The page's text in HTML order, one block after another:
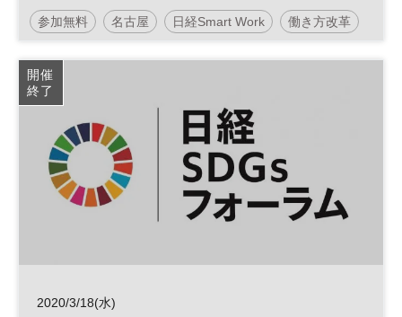
タル化～
参加無料 名古屋 日経Smart Work 働き方改革
テクノロジー 生産性向上 デジタル化
バックオフィス
開催
終了
2020/3/18(水)